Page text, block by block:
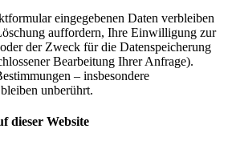
eingegebenen Daten verbleiben
auffordern, Ihre Einwilligung zur
der Zweck für die Datenspeicherung
Bearbeitung Ihrer Anfrage).
– insbesondere
unberührt.
dieser Website